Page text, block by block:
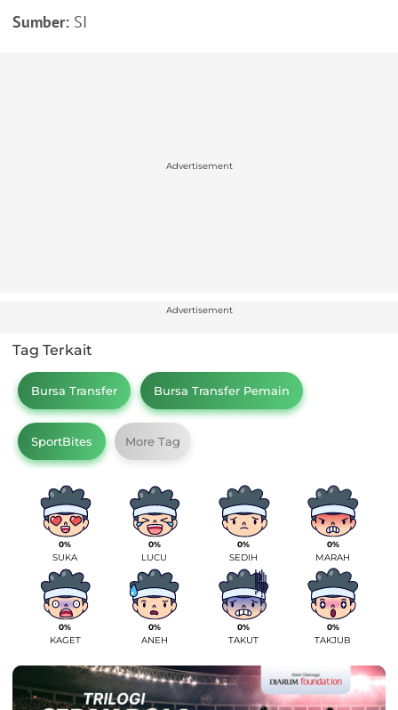
Sumber: SI
Advertisement
Advertisement
Tag Terkait
Bursa Transfer Bursa Transfer Pemain
SportBites More Tag
0%
SUKA
0%
LUCU
0%
SEDIH
0%
MARAH
0%
KAGET
0%
ANEH
0%
TAKUT
0%
TAKJUB